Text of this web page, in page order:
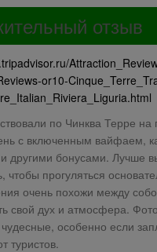
отзыв
or10-
по Чинква Терре на
с включенным вайфаем,
другими бонусами. Лучше
чтобы прогуляться
очень похожи между
свой дух и атмосфера.
особенно если
туристов.